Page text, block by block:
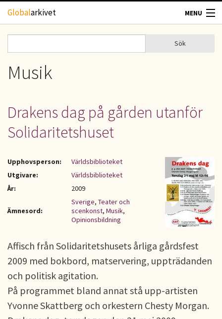
Hoppa till huvudinnehåll
Globalarkivet MENU
TIDSKRIFTER
UPPHOVSRÄTT
KONTAKT
Sökformulär
Sök
Musik
Drakens dag på gården utanför
Solidaritetshuset
Upphovsperson:
Världsbiblioteket
Utgivare:
Världsbiblioteket
År:
2009
Ämnesord:
Sverige, Teater och
scenkonst, Musik,
Opinionsbildning
Affisch från Solidaritetshusets årliga gårdsfest
2009 med bokbord, matservering, uppträdanden
och politisk agitation.
På programmet bland annat stå upp-artisten
Yvonne Skattberg och orkestern Chesty Morgan.